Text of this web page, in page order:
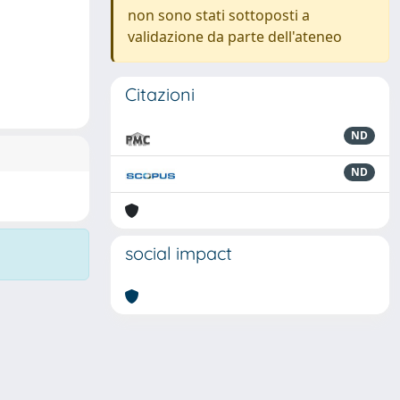
non sono stati sottoposti a
validazione da parte dell'ateneo
Citazioni
ND
ND
social impact